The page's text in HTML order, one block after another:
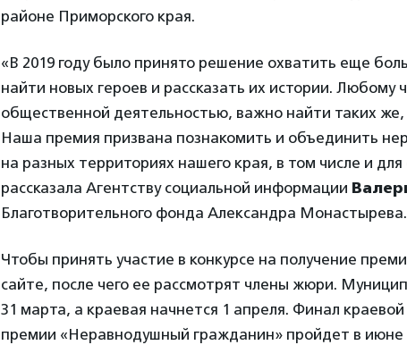
районе Приморского края.
«В 2019 году было принято решение охватить еще
найти новых героев и рассказать их истории. Любому
общественной деятельностью, важно найти таких
Наша премия призвана познакомить и объединить
на разных территориях нашего края, в том числе и
рассказала Агентству социальной информации
Благотворительного фонда Александра Монастырева.
Чтобы принять участие в конкурсе на получение
сайте, после чего ее рассмотрят члены жюри.
31 марта, а краевая начнется 1 апреля. Финал
премии «Неравнодушный гражданин» пройдет в июне